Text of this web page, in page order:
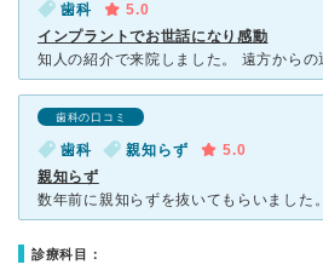
歯科
5.0
インプラントでお世話になり感動
歯科の口コミ
歯科 親知らず
5.0
親知らず
診療科目：